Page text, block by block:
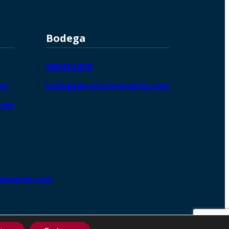
Bodega
608 014 878
bodega@victorinomartin.com
DigitalGrowthⓇ